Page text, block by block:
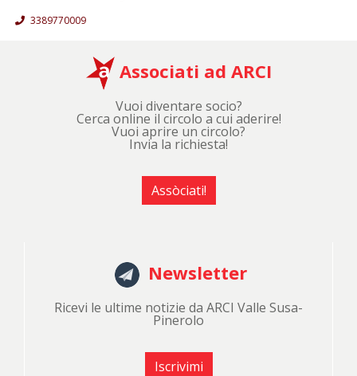
3389770009
Associati ad ARCI
Vuoi diventare socio?
Cerca online il circolo a cui aderire!
Vuoi aprire un circolo?
Invia la richiesta!
Assòciati!
Newsletter
Ricevi le ultime notizie da ARCI Valle Susa-
Pinerolo
Iscrivimi